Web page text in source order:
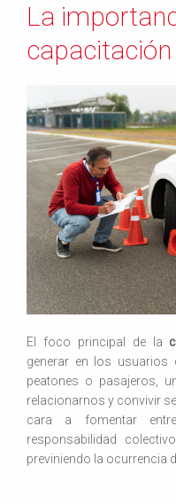
La
El foco principal de la
generar en los usuarios
peatones o pasajeros,
relacionarnos y convivir
cara a fomentar
responsabilidad
previniendo la ocurrencia